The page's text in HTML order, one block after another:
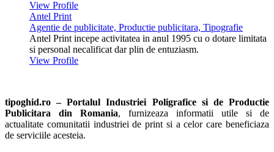
View Profile
Antel Print
Agentie de publicitate, Productie publicitara, Tipografie
Antel Print incepe activitatea in anul 1995 cu o dotare limitata
si personal necalificat dar plin de entuziasm.
View Profile
tipoghid.ro – Portalul Industriei Poligrafice si de Productie
Publicitara din Romania, furnizeaza informatii utile si de
actualitate comunitatii industriei de print si a celor care beneficiaza
de serviciile acesteia.